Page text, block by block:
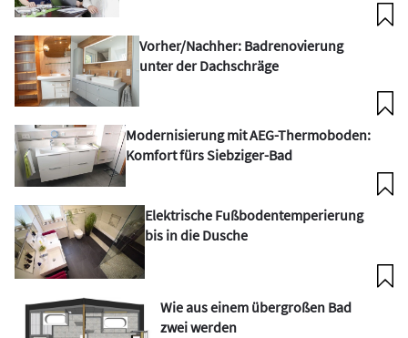
Vorher/Nachher: Badrenovierung
unter der Dachschräge
Modernisierung mit AEG-Thermoboden:
Komfort fürs Siebziger-Bad
Elektrische Fußbodentemperierung
bis in die Dusche
Wie aus einem übergroßen Bad
zwei werden